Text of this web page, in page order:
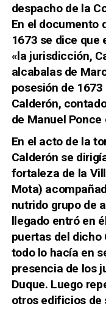
despacho de la
En el documento
1673 se dice que
«la jurisdicción,
alcabalas de
posesión de
Calderón,
de Manuel Ponce
En el acto de la
Calderón se
fortaleza de la
Mota)
nutrido grupo de
llegado entró en
puertas del dicho
todo lo hacía en
presencia de los
Duque. Luego
otros edificios de